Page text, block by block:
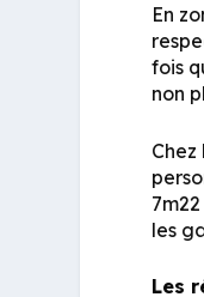
En
fois
non
Chez
les
Les